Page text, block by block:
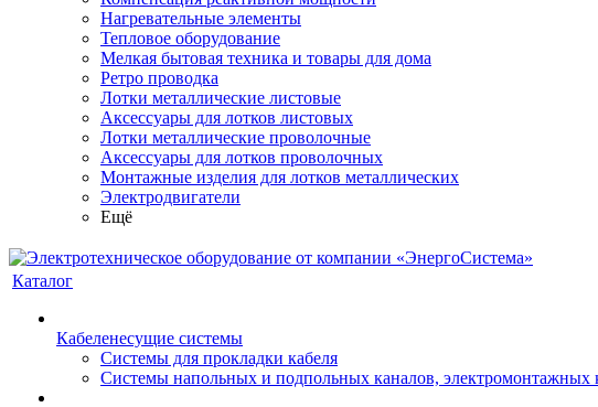
Нагревательные элементы
Тепловое оборудование
Мелкая бытовая техника и товары для дома
Ретро проводка
Лотки металлические листовые
Аксессуары для лотков листовых
Лотки металлические проволочные
Аксессуары для лотков проволочных
Монтажные изделия для лотков металлических
Электродвигатели
Ещё
Каталог
Кабеленесущие системы
Системы для прокладки кабеля
Системы напольных и подпольных каналов, электромонтажных